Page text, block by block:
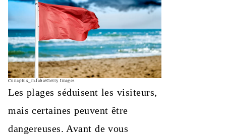
Cunaplus_m.faba/Getty Images
Les plages séduisent les visiteurs,
mais certaines peuvent être
dangereuses. Avant de vous